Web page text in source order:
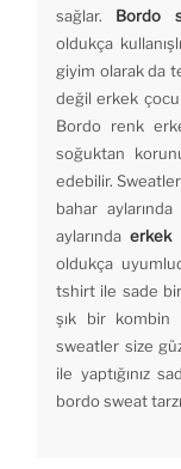
sağlar. Bordo
oldukça
giyim olarak da
değil erkek
Bordo renk
soğuktan
edebilir.
bahar aylarında
aylarında erkek
oldukça
tshirt ile sade
şık bir kombin
sweatler size
ile yaptığınız
bordo sweat